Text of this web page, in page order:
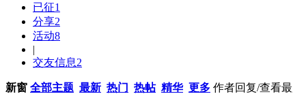
已征1
分享2
活动8
|
交友信息2
新窗 全部主题 最新 热门 热帖 精华 更多 作者回复/查看